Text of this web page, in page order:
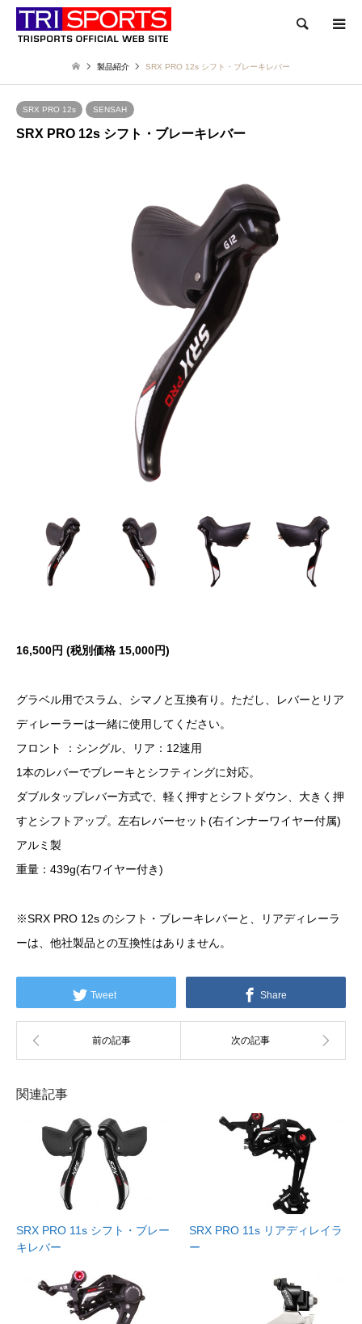
検索
製品紹介 SRX PRO 12s シフト・ブレーキレバー
SRX PRO 12s SENSAH
SRX PRO 12s シフト・ブレーキレバー
16,500円 (税別価格 15,000円)
グラベル用でスラム、シマノと互換有り。ただし、レバーとリア
ディレーラーは一緒に使用してください。
フロント ：シングル、リア：12速用
1本のレバーでブレーキとシフティングに対応。
ダブルタップレバー方式で、軽く押すとシフトダウン、大きく押
すとシフトアップ。左右レバーセット(右インナーワイヤー付属)
アルミ製
重量：439g(右ワイヤー付き)
※SRX PRO 12s のシフト・ブレーキレバーと、リアディレーラ
ーは、他社製品との互換性はありません。
Tweet Share
関連記事
SRX PRO 11s シフト・ブレー
キレバー
SRX PRO 11s リアディレイラ
ー